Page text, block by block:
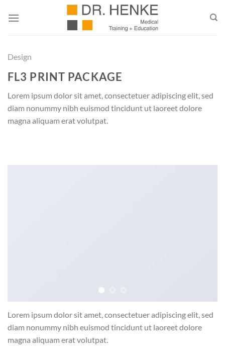
Inhalt
Design
FL3 PRINT PACKAGE
Lorem ipsum dolor sit amet, consectetuer adipiscing elit, sed
diam nonummy nibh euismod tincidunt ut laoreet dolore
magna aliquam erat volutpat.
Lorem ipsum dolor sit amet, consectetuer adipiscing elit, sed
diam nonummy nibh euismod tincidunt ut laoreet dolore
magna aliquam erat volutpat.